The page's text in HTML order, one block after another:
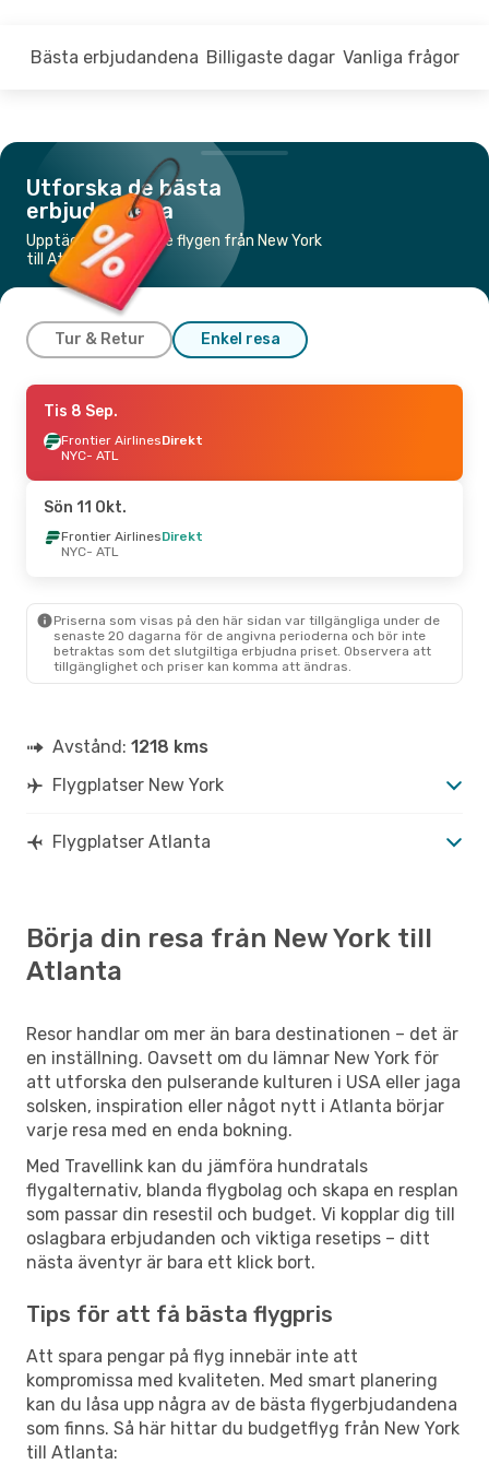
Bästa erbjudandena Billigaste dagar Vanliga frågor
Utforska de bästa
erbjudandena
Upptäck de billigaste flygen från New York
till Atlanta
Tur & Retur Enkel resa
Lör 12 Sep.
Frontier AirlinesDirekt
NYC- ATL
ATL- NYC
Tis 11 Aug.- Lör 15 Aug.
ATL
Sön 23 Aug.- Mån 31 Aug.
ATL- NYC
Tis 8 Sep.
Frontier AirlinesDirekt
NYC- ATL
Sön 11 Okt.
Frontier AirlinesDirekt
NYC- ATL
Priserna som visas på den här sidan var tillgängliga under de
senaste 20 dagarna för de angivna perioderna och bör inte
betraktas som det slutgiltiga erbjudna priset. Observera att
tillgänglighet och priser kan komma att ändras.
Avstånd: 1218 kms
Flygplatser New York
Flygplatser Atlanta
Börja din resa från New York till
Atlanta
Resor handlar om mer än bara destinationen – det är
en inställning. Oavsett om du lämnar New York för
att utforska den pulserande kulturen i USA eller jaga
solsken, inspiration eller något nytt i Atlanta börjar
varje resa med en enda bokning.
Med Travellink kan du jämföra hundratals
flygalternativ, blanda flygbolag och skapa en resplan
som passar din resestil och budget. Vi kopplar dig till
oslagbara erbjudanden och viktiga resetips – ditt
nästa äventyr är bara ett klick bort.
Tips för att få bästa flygpris
Att spara pengar på flyg innebär inte att
kompromissa med kvaliteten. Med smart planering
kan du låsa upp några av de bästa flygerbjudandena
som finns. Så här hittar du budgetflyg från New York
till Atlanta: